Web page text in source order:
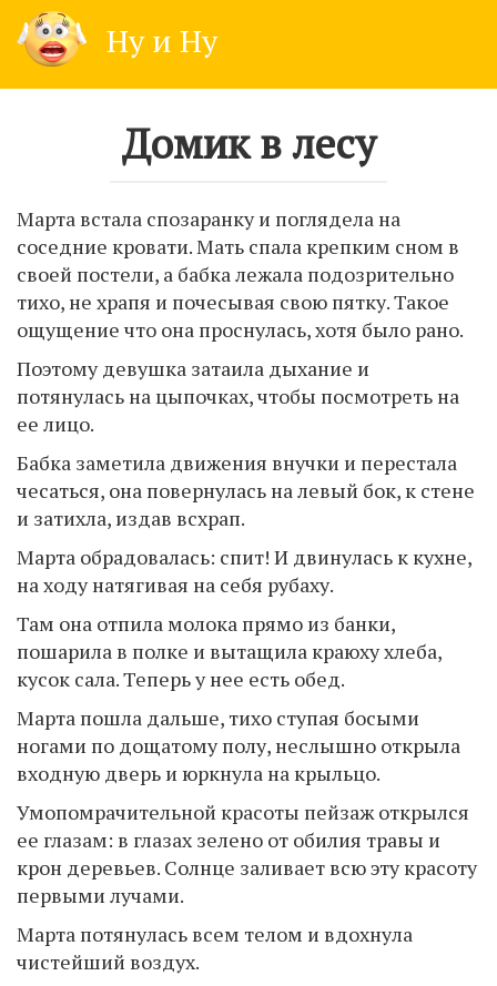
content
Ну и Ну
Домик в лесу
Марта встала спозаранку и поглядела на
соседние кровати. Мать спала крепким сном в
своей постели, а бабка лежала подозрительно
тихо, не храпя и почесывая свою пятку. Такое
ощущение что она проснулась, хотя было рано.
Поэтому девушка затаила дыхание и
потянулась на цыпочках, чтобы посмотреть на
ее лицо.
Бабка заметила движения внучки и перестала
чесаться, она повернулась на левый бок, к стене
и затихла, издав всхрап.
Марта обрадовалась: спит! И двинулась к кухне,
на ходу натягивая на себя рубаху.
Там она отпила молока прямо из банки,
пошарила в полке и вытащила краюху хлеба,
кусок сала. Теперь у нее есть обед.
Марта пошла дальше, тихо ступая босыми
ногами по дощатому полу, неслышно открыла
входную дверь и юркнула на крыльцо.
Умопомрачительной красоты пейзаж открылся
ее глазам: в глазах зелено от обилия травы и
крон деревьев. Солнце заливает всю эту красоту
первыми лучами.
Марта потянулась всем телом и вдохнула
чистейший воздух.